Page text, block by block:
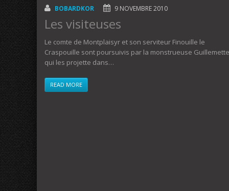
BOBARDKOR 9 NOVEMBRE 2010
Les visiteuses
Le comte de Montplaisyr et son serviteur Finouille le
Craspouille sont poursuivis par la monstrueuse Guillemette
qui les projette dans…
READ MORE